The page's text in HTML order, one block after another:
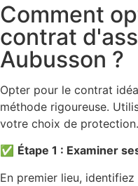
Comment
contrat
Aubusson ?
Opter pour le contrat
méthode rigoureuse.
votre choix de protection.
✅ Étape 1 : Examiner
En premier lieu,